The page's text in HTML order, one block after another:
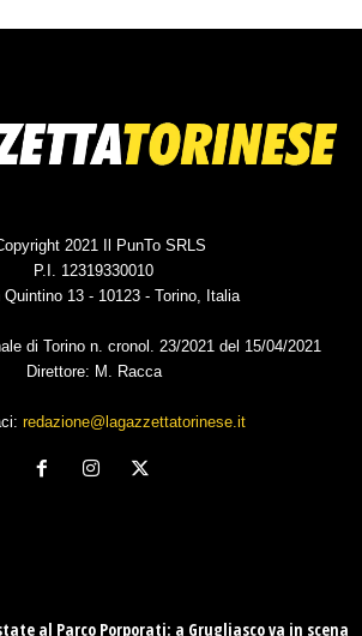
2021 Il PunTo SRLS
P.I. 12319330010
13 - 10123 - Torino, Italia
di Torino n. cronol. 23/2021 del 15/04/2021
Direttore: M. Racca
redazione@lagazzettatorinese.it
al Parco Porporati: a Grugliasco va in scena